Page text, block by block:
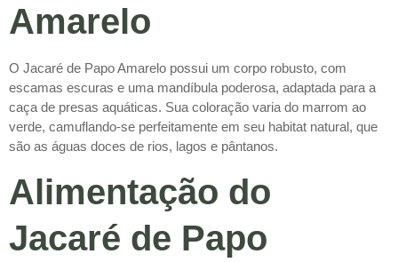
Amarelo
O Jacaré de Papo Amarelo possui um corpo robusto, com
escamas escuras e uma mandíbula poderosa, adaptada para a
caça de presas aquáticas. Sua coloração varia do marrom ao
verde, camuflando-se perfeitamente em seu habitat natural, que
são as águas doces de rios, lagos e pântanos.
Alimentação do
Jacaré de Papo